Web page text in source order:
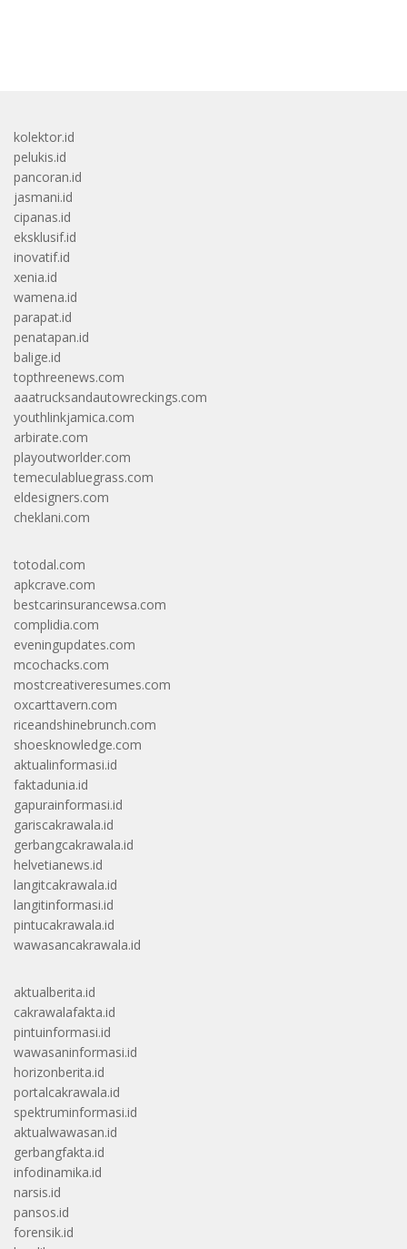
kolektor.id
pelukis.id
pancoran.id
jasmani.id
cipanas.id
eksklusif.id
inovatif.id
xenia.id
wamena.id
parapat.id
penatapan.id
balige.id
topthreenews.com
aaatrucksandautowreckings.com
youthlinkjamica.com
arbirate.com
playoutworlder.com
temeculabluegrass.com
eldesigners.com
cheklani.com
totodal.com
apkcrave.com
bestcarinsurancewsa.com
complidia.com
eveningupdates.com
mcochacks.com
mostcreativeresumes.com
oxcarttavern.com
riceandshinebrunch.com
shoesknowledge.com
aktualinformasi.id
faktadunia.id
gapurainformasi.id
gariscakrawala.id
gerbangcakrawala.id
helvetianews.id
langitcakrawala.id
langitinformasi.id
pintucakrawala.id
wawasancakrawala.id
aktualberita.id
cakrawalafakta.id
pintuinformasi.id
wawasaninformasi.id
horizonberita.id
portalcakrawala.id
spektruminformasi.id
aktualwawasan.id
gerbangfakta.id
infodinamika.id
narsis.id
pansos.id
forensik.id